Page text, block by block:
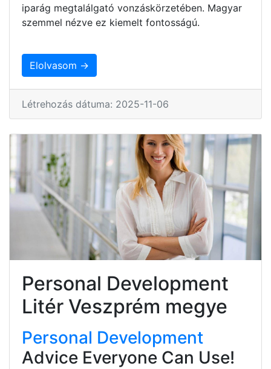
iparág megtalálgató vonzáskörzetében. Magyar
szemmel nézve ez kiemelt fontosságú.
Elolvasom →
Létrehozás dátuma: 2025-11-06
Personal Development
Litér Veszprém megye
Personal Development
Advice Everyone Can Use!